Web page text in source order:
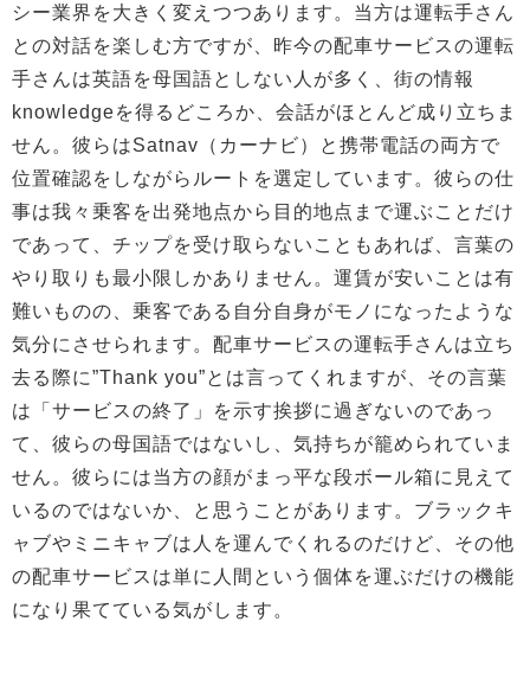
シー業界を大きく変えつつあります。当方は運転手さん
との対話を楽しむ方ですが、昨今の配車サービスの運転
手さんは英語を母国語としない人が多く、街の情報
knowledgeを得るどころか、会話がほとんど成り立ちま
せん。彼らはSatnav（カーナビ）と携帯電話の両方で
位置確認をしながらルートを選定しています。彼らの仕
事は我々乗客を出発地点から目的地点まで運ぶことだけ
であって、チップを受け取らないこともあれば、言葉の
やり取りも最小限しかありません。運賃が安いことは有
難いものの、乗客である自分自身がモノになったような
気分にさせられます。配車サービスの運転手さんは立ち
去る際に”Thank you”とは言ってくれますが、その言葉
は「サービスの終了」を示す挨拶に過ぎないのであっ
て、彼らの母国語ではないし、気持ちが籠められていま
せん。彼らには当方の顔がまっ平な段ボール箱に見えて
いるのではないか、と思うことがあります。ブラックキ
ャブやミニキャブは人を運んでくれるのだけど、その他
の配車サービスは単に人間という個体を運ぶだけの機能
になり果てている気がします。